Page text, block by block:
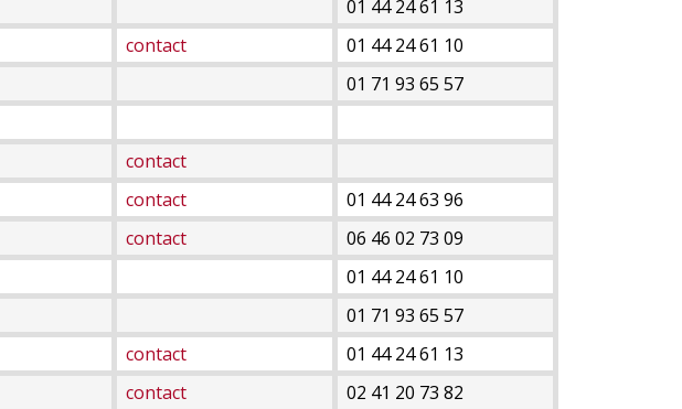
01 44 24 61 13
contact
01 44 24 61 10
01 71 93 65 57
contact
contact
01 44 24 63 96
contact
06 46 02 73 09
01 44 24 61 10
01 71 93 65 57
contact
01 44 24 61 13
contact
02 41 20 73 82